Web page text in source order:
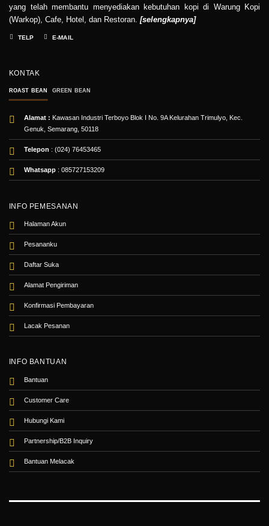
yang telah membantu menyediakan kebutuhan kopi di Warung Kopi
(Warkop), Cafe, Hotel, dan Restoran. [selengkapnya]
TELP E-MAIL
KONTAK
ROAST BEAN GREEN BEAN
Alamat : Kawasan Industri Terboyo Blok I No. 9A Kelurahan Trimulyo, Kec.
Genuk, Semarang, 50118
Telepon : (024) 76453465
Whatsapp: 085727153209
INFO PEMESANAN
Halaman Akun
Pesananku
Daftar Suka
Alamat Pengiriman
Konfirmasi Pembayaran
Lacak Pesanan
INFO BANTUAN
Bantuan
Customer Care
Hubungi Kami
Partnership/B2B Inquiry
Bantuan Melacak